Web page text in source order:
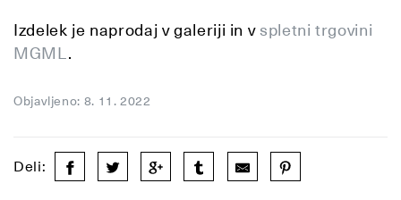
Izdelek je naprodaj v galeriji in vspletni trgovini
MGML.
Objavljeno: 8. 11. 2022
Deli: